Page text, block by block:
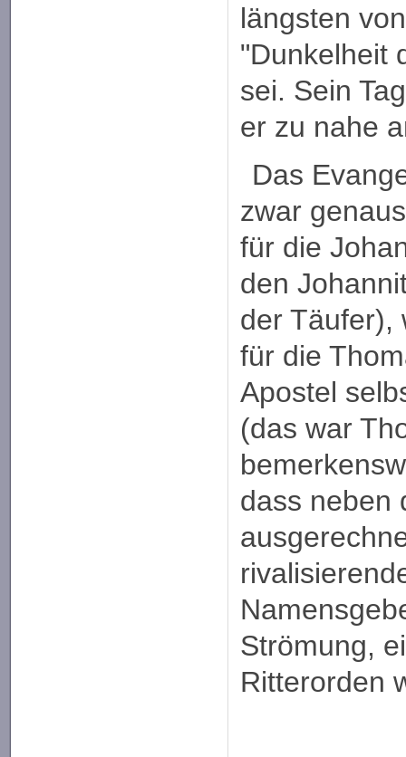
längsten
"Dunkelheit
sei. Sein
er zu nahe
Das
zwar
für die
den
der Täufer),
für die
Apostel
(das war
dass neben
Strömung,
Ritterorden